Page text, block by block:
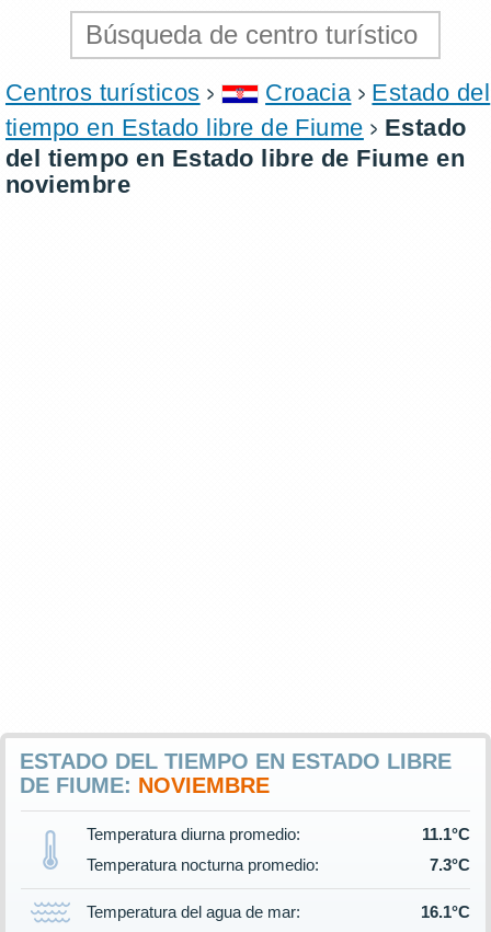
Centros turísticos Croacia
Estado del
tiempo en Estado libre de Fiume
Estado
del tiempo en Estado libre de Fiume en
noviembre
ESTADO DEL TIEMPO EN ESTADO LIBRE
DE FIUME: NOVIEMBRE
Temperatura diurna promedio:
11.1°C
Temperatura nocturna promedio:
7.3°C
Temperatura del agua de mar: 16.1°C